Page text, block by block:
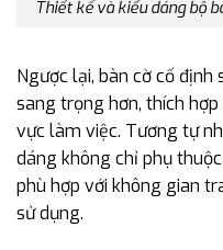
Thiết kế và kiểu dáng bộ
Ngược lại, bàn cờ cố
sang trọng hơn, thích
vực làm việc. Tương tự
dáng không chỉ phụ
phù hợp với không gian
sử dụng.